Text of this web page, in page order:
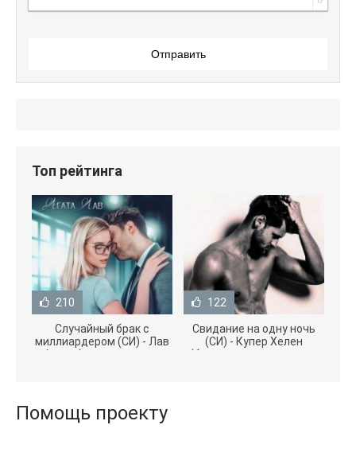
Отправить
Топ рейтинга
210
Случайный брак с
миллиардером (СИ) - Лав
Агата (полная версия
122
Свидание на одну ночь
(СИ) - Купер Хелен
(бесплатные серии книг
Помощь проекту